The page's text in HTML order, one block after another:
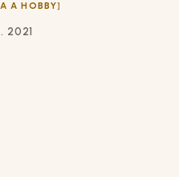
A HOBBY
2021